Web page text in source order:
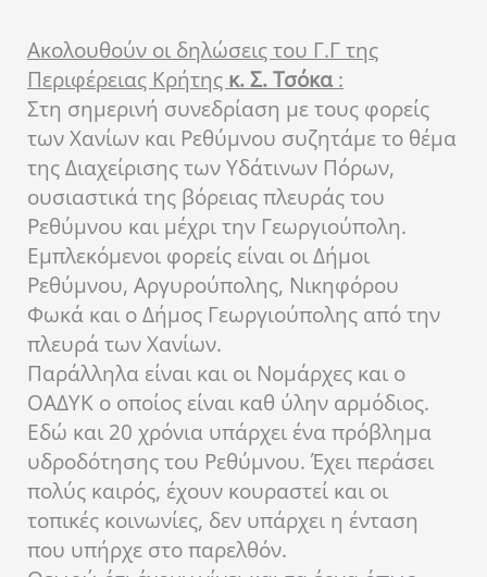
Ακολουθούν οι δηλώσεις του Γ.Γ της
Περιφέρειας Κρήτης κ. Σ. Τσόκα :
Στη σημερινή συνεδρίαση με τους φορείς
των Χανίων και Ρεθύμνου συζητάμε το θέμα
της Διαχείρισης των Υδάτινων Πόρων,
ουσιαστικά της βόρειας πλευράς του
Ρεθύμνου και μέχρι την Γεωργιούπολη.
Εμπλεκόμενοι φορείς είναι οι Δήμοι
Ρεθύμνου, Αργυρούπολης, Νικηφόρου
Φωκά και ο Δήμος Γεωργιούπολης από την
πλευρά των Χανίων.
Παράλληλα είναι και οι Νομάρχες και ο
ΟΑΔΥΚ ο οποίος είναι καθ ύλην αρμόδιος.
Εδώ και 20 χρόνια υπάρχει ένα πρόβλημα
υδροδότησης του Ρεθύμνου. Έχει περάσει
πολύς καιρός, έχουν κουραστεί και οι
τοπικές κοινωνίες, δεν υπάρχει η ένταση
που υπήρχε στο παρελθόν.